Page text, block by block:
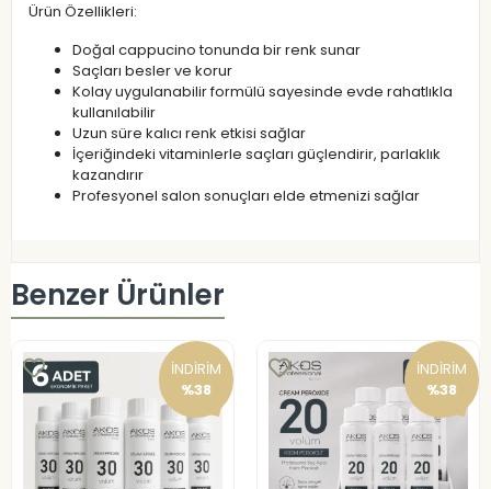
Ürün Özellikleri:
Doğal cappucino tonunda bir renk sunar
Saçları besler ve korur
Kolay uygulanabilir formülü sayesinde evde rahatlıkla
kullanılabilir
Uzun süre kalıcı renk etkisi sağlar
İçeriğindeki vitaminlerle saçları güçlendirir, parlaklık
kazandırır
Profesyonel salon sonuçları elde etmenizi sağlar
Benzer Ürünler
İNDİRİM
%38
İNDİRİM
%38